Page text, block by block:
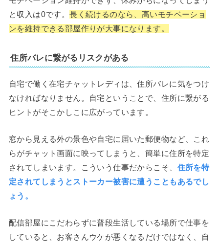
と収入は0です。長く続けるのなら、高いモチベーショ
ンを維持できる部屋作りが大事になります。
住所バレに繋がるリスクがある
自宅で働く在宅チャットレディは、住所バレに気をつけ
なければなりません。自宅ということで、住所に繋がる
ヒントがそこかしこに広がっています。
窓から見える外の景色や自宅に届いた郵便物など、これ
らがチャット画面に映ってしまうと、簡単に住所を特定
されてしまいます。こういう仕事だからこそ、 住所を特
定されてしまうとストーカー被害に遭うこともあるでし
ょう。
配信部屋にこだわらずに普段生活している場所で仕事を
していると、お客さんウケが悪くなるだけではなく、自